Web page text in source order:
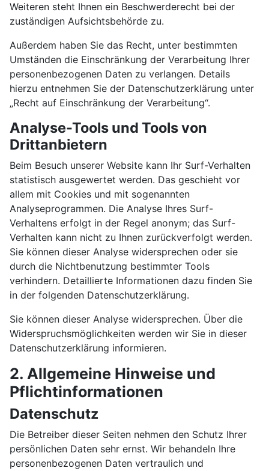
Weiteren steht Ihnen ein Beschwerderecht bei der
zuständigen Aufsichtsbehörde zu.
Außerdem haben Sie das Recht, unter bestimmten
Umständen die Einschränkung der Verarbeitung Ihrer
personenbezogenen Daten zu verlangen. Details
hierzu entnehmen Sie der Datenschutzerklärung unter
„Recht auf Einschränkung der Verarbeitung“.
Analyse-Tools und Tools von
Drittanbietern
Beim Besuch unserer Website kann Ihr Surf-Verhalten
statistisch ausgewertet werden. Das geschieht vor
allem mit Cookies und mit sogenannten
Analyseprogrammen. Die Analyse Ihres Surf-
Verhaltens erfolgt in der Regel anonym; das Surf-
Verhalten kann nicht zu Ihnen zurückverfolgt werden.
Sie können dieser Analyse widersprechen oder sie
durch die Nichtbenutzung bestimmter Tools
verhindern. Detaillierte Informationen dazu finden Sie
in der folgenden Datenschutzerklärung.
Sie können dieser Analyse widersprechen. Über die
Widerspruchsmöglichkeiten werden wir Sie in dieser
Datenschutzerklärung informieren.
2. Allgemeine Hinweise und
Pflichtinformationen
Datenschutz
Die Betreiber dieser Seiten nehmen den Schutz Ihrer
persönlichen Daten sehr ernst. Wir behandeln Ihre
personenbezogenen Daten vertraulich und